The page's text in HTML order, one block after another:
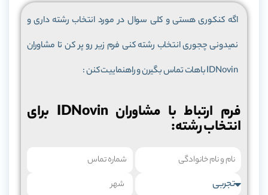
اگه کنکوری هستی و کلی سوال در مورد انتخاب رشته داری و
نمیدونی چجوری انتخاب رشته کنی فرم زیر رو پر کن تا مشاوران
IDNovin باهات تماس بگیرن و راهنماییت کنن :
فرم ارتباط با مشاوران IDNovin برای
انتخاب رشته: